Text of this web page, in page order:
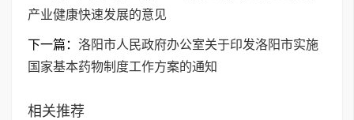
产业健康快速发展的意见
下一篇： 洛阳市人民政府办公室关于印发洛阳市实施
国家基本药物制度工作方案的通知
相关推荐